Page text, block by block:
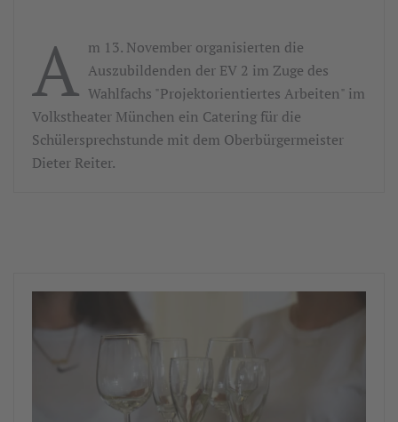
A m 13. November organisierten die
Auszubildenden der EV 2 im Zuge des
Wahlfachs "Projektorientiertes Arbeiten" im
Volkstheater München ein Catering für die
Schülersprechstunde mit dem Oberbürgermeister
Dieter Reiter.